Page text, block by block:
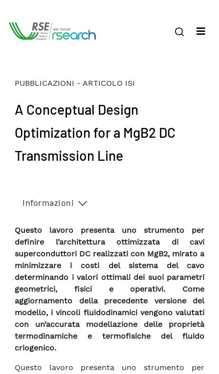
PUBBLICAZIONI - ARTICOLO ISI
A Conceptual Design
Optimization for a MgB2 DC
Transmission Line
Informazioni
Questo lavoro presenta uno strumento per
definire l’architettura ottimizzata di cavi
superconduttori DC realizzati con MgB2, mirato a
minimizzare i costi del sistema del cavo
determinando i valori ottimali dei suoi parametri
geometrici, fisici e operativi. Come
aggiornamento della precedente versione del
modello, i vincoli fluidodinamici vengono valutati
con un’accurata modellazione delle proprietà
termodinamiche e termofisiche del fluido
criogenico.
Questo lavoro presenta uno strumento per